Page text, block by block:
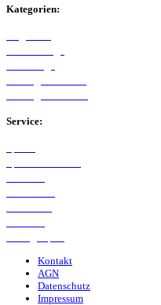
Kategorien:
Service:
Kontakt
AGN
Datenschutz
Impressum